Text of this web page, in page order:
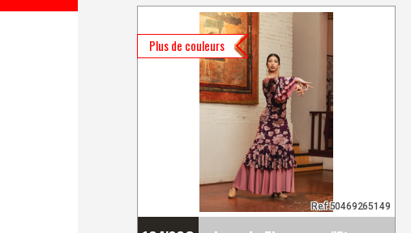
Plus de couleurs
Ref:50469265149